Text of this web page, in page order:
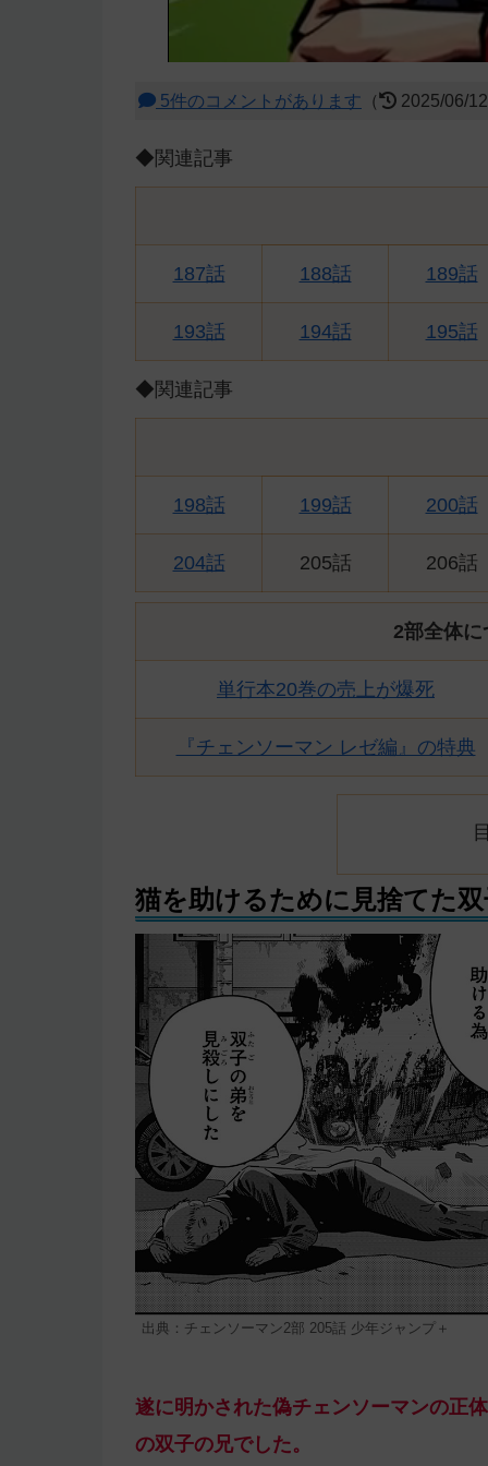
5件のコメントがあります （ 2025/06/
◆関連記事
187話 188話 189話
193話 194話 195話
◆関連記事
198話 199話 200話
204話 205話 206話
2部全体
単行本20巻の売上が爆死
『チェンソーマン レゼ編』の特典
猫を助けるために見捨てた
出典：チェンソーマン2部 205話 少年ジャンプ＋
遂に明かされた偽チェンソーマンの正
の双子の兄でした。